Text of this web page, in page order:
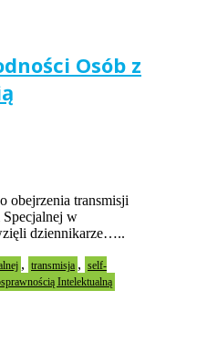
Osób z
obejrzenia transmisji
w
dziennikarze…..
, transmisja , self-
Intelektualną